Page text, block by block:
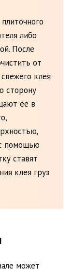
либо
После
от
клея
сторону
ее в
помощью
ставят
клея груз
может